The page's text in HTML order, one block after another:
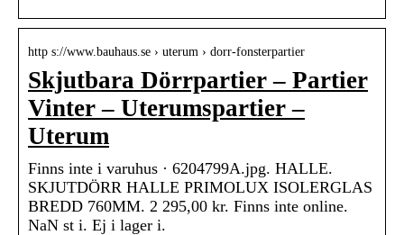
http s://www.bauhaus.se › uterum › dorr-fonsterpartier
Skjutbara Dörrpartier – Partier
Vinter – Uterumspartier –
Uterum
Finns inte i varuhus · 6204799A.jpg. HALLE.
SKJUTDÖRR HALLE PRIMOLUX ISOLERGLAS
BREDD 760MM. 2 295,00 kr. Finns inte online.
NaN st i. Ej i lager i.